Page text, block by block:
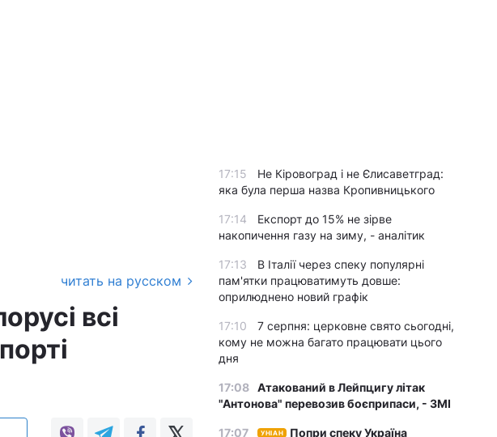
читать на русском
всі
17:15
Не Кіровоград і не Єлисаветград:
яка була перша назва Кропивницького
17:14
Експорт до 15% не зірве
накопичення газу на зиму, - аналітик
17:13
В Італії через спеку популярні
пам'ятки працюватимуть довше:
оприлюднено новий графік
17:10
7 серпня: церковне свято сьогодні,
кому не можна багато працювати цього
дня
17:08 Атакований в Лейпцигу літак
"Антонова" перевозив боєприпаси, - ЗМІ
17:07 УНІАН
Попри спеку Україна